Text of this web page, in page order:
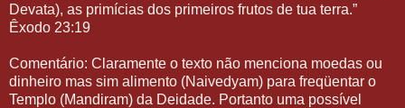
Devata), as primícias dos primeiros frutos de tua terra.”
Êxodo 23:19
Comentário: Claramente o texto não menciona moedas ou
dinheiro mas sim alimento (Naivedyam) para freqüentar o
Templo (Mandiram) da Deidade. Portanto uma possível